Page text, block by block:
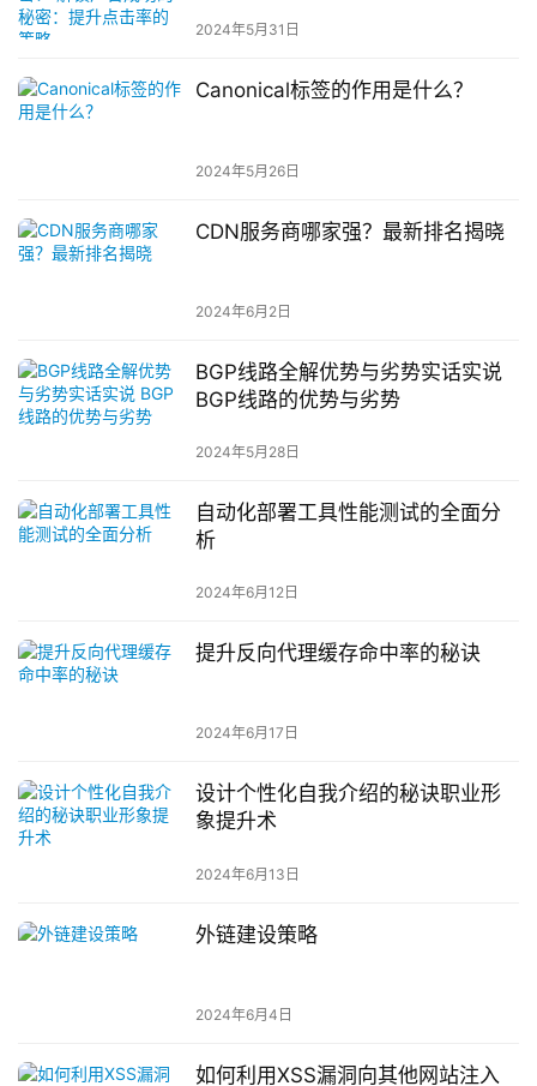
2024年5月31日
Canonical标签的作用是什么？
2024年5月26日
CDN服务商哪家强？最新排名揭晓
2024年6月2日
BGP线路全解优势与劣势实话实说
BGP线路的优势与劣势
2024年5月28日
自动化部署工具性能测试的全面分
析
2024年6月12日
提升反向代理缓存命中率的秘诀
2024年6月17日
设计个性化自我介绍的秘诀职业形
象提升术
2024年6月13日
外链建设策略
2024年6月4日
如何利用XSS漏洞向其他网站注入